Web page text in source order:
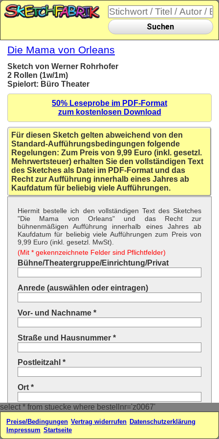
select * from stuecke where bestellnr='z0067'
Suchen
Die Mama von Orleans
Sketch von Werner Rohrhofer
2 Rollen (1w/1m)
Spielort: Büro Theater
50% Leseprobe im PDF-Format
zum kostenlosen Download
Für diesen Sketch gelten abweichend von den
Standard-Aufführungsbedingungen folgende
Regelungen: Zum Preis von 9,99 Euro (inkl. gesetzl.
Mehrwertsteuer) erhalten Sie den vollständigen Text
des Sketches als Datei im PDF-Format und das
Recht zur Aufführung innerhalb eines Jahres ab
Kaufdatum für beliebig viele Aufführungen.
Hiermit bestelle ich den vollständigen Text des Sketches
"Die Mama von Orleans" und das Recht zur
bühnenmäßigen Aufführung innerhalb eines Jahres ab
Kaufdatum für beliebig viele Aufführungen zum Preis von
9,99 Euro (inkl. gesetzl. MwSt).
(Mit * gekennzeichnete Felder sind Pflichtfelder)
Bühne/Theatergruppe/Einrichtung/Privat
Anrede (auswählen oder eintragen)
Vor- und Nachname *
Straße und Hausnummer *
Postleitzahl *
Ort *
Land * (auswählen oder eintragen)
Ihre E-Mail-Adresse*
Preise/Bedingungen Vertrag widerrufen Datenschutzerklärung
Impressum Startseite